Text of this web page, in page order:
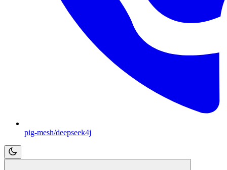
pig-mesh/deepseek4j